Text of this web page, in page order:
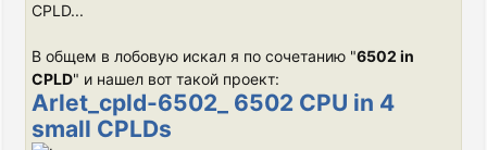
CPLD...
В общем в лобовую искал я по сочетанию "6502 in
CPLD" и нашел вот такой проект:
Arlet_cpld-6502_ 6502 CPU in 4
small CPLDs